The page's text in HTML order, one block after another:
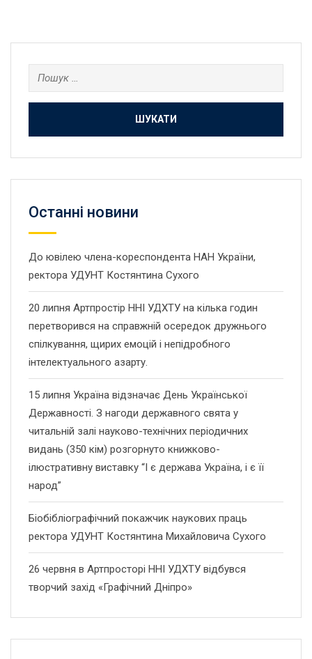
Пошук:
Останнi новини
До ювілею члена-кореспондента НАН України,
ректора УДУНТ Костянтина Сухого
20 липня Артпростір ННІ УДХТУ на кілька годин
перетворився на справжній осередок дружнього
спілкування, щирих емоцій і непідробного
інтелектуального азарту.
15 липня Україна відзначає День Української
Державності. З нагоди державного свята у
читальній залі науково-технічних періодичних
видань (350 кім) розгорнуто книжково-
ілюстративну виставку “І є держава Україна, і є її
народ”
Біобібліографічний покажчик наукових праць
ректора УДУНТ Костянтина Михайловича Сухого
26 червня в Артпросторі ННІ УДХТУ відбувся
творчий захід «Графічний Дніпро»